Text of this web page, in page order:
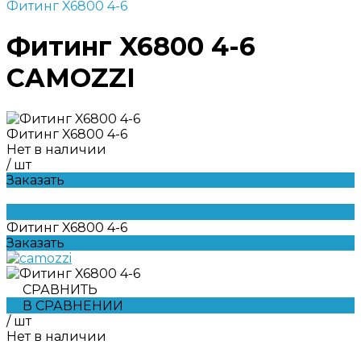
Фитинг X6800 4-6
Фитинг X6800 4-6
CAMOZZI
Фитинг X6800 4-6
Нет в наличии
/ шт
Заказать
Фитинг X6800 4-6
Заказать
СРАВНИТЬ
В СРАВНЕНИИ
/ шт
Нет в наличии